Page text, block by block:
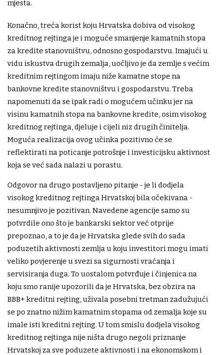
mjesta.
Konačno, treća korist koju Hrvatska dobiva od visokog
kreditnog rejtinga je i moguće smanjenje kamatnih stopa
za kredite stanovništvu, odnosno gospodarstvu. Imajući u
vidu iskustva drugih zemalja, uočljivo je da zemlje s većim
kreditnim rejtingom imaju niže kamatne stope na
bankovne kredite stanovništvu i gospodarstvu. Treba
napomenuti da se ipak radi o mogućem učinku jer na
visinu kamatnih stopa na bankovne kredite, osim visokog
kreditnog rejtinga, djeluje i cijeli niz drugih činitelja.
Moguća realizacija ovog učinka pozitivno će se
reflektirati na poticanje potrošnje i investicijsku aktivnost
koja se već sada nalazi u porastu.
Odgovor na drugo postavljeno pitanje - je li dodjela
visokog kreditnog rejtinga Hrvatskoj bila očekivana -
nesumnjivo je pozitivan. Navedene agencije samo su
potvrdile ono što je bankarski sektor već otprije
prepoznao, a to je da je Hrvatska glede svih do sada
poduzetih aktivnosti zemlja u koju investitori mogu imati
veliko povjerenje u svezi sa sigurnosti vraćanja i
servisiranja duga. To uostalom potvrđuje i činjenica na
koju smo ranije upozorili da je Hrvatska, bez obzira na
BBB+ kreditni rejting, uživala posebni tretman zadužujući
se po znatno nižim kamatnim stopama od zemalja koje su
imale isti kreditni rejting. U tom smislu dodjela visokog
kreditnog rejtinga nije ništa drugo negoli priznanje
Hrvatskoj za sve poduzete aktivnosti i na ekonomskom i